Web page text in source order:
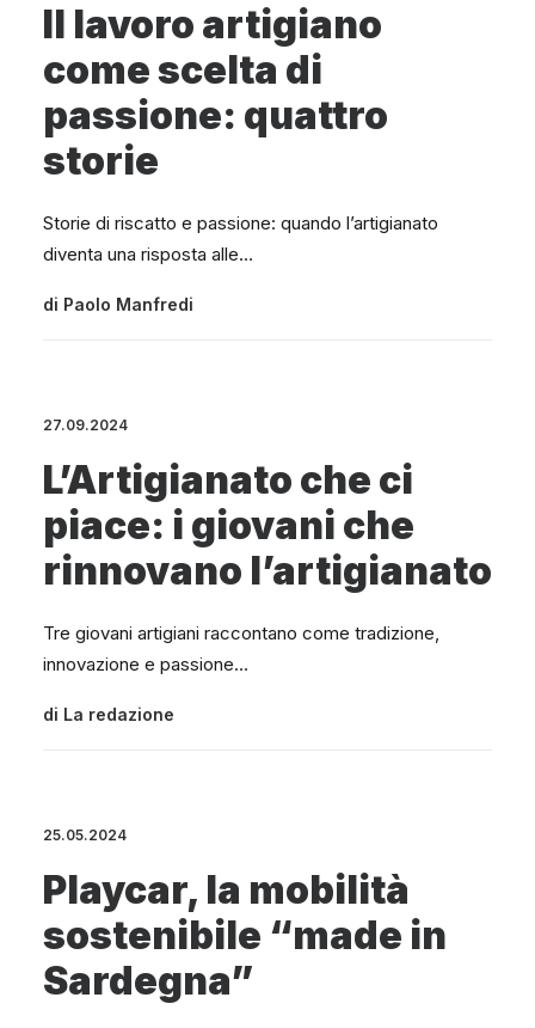
Il lavoro artigiano
come scelta di
passione: quattro
storie
Storie di riscatto e passione: quando l’artigianato
diventa una risposta alle…
di Paolo Manfredi
27.09.2024
L’Artigianato che ci
piace: i giovani che
rinnovano l’artigianato
Tre giovani artigiani raccontano come tradizione,
innovazione e passione…
di La redazione
25.05.2024
Playcar, la mobilità
sostenibile “made in
Sardegna”